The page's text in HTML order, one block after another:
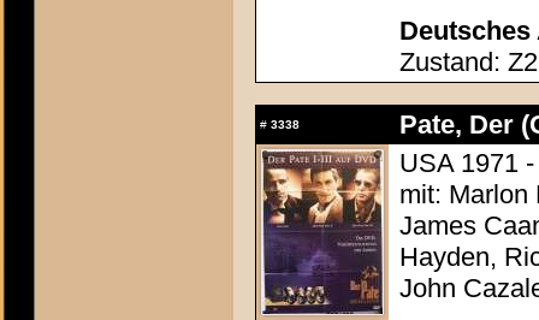
Deutsches
Zustand: Z2
# 3338
Pate, Der
USA 1971
mit: Marlon
James
Hayden,
John